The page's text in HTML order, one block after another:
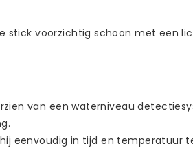
stick voorzichtig schoon met een
van een waterniveau
eenvoudig in tijd en temperatuur